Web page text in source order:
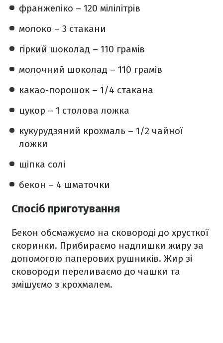
франжеліко – 120 мілілітрів
молоко – 3 стакани
гіркий шоколад – 110 грамів
молочний шоколад – 110 грамів
какао-порошок – 1/4 стакана
цукор – 1 столова ложка
кукурудзяний крохмаль – 1/2 чайної
ложки
щіпка солі
бекон – 4 шматочки
Спосіб приготування
Бекон обсмажуємо на сковороді до хрусткої
скоринки. Прибираємо надлишки жиру за
допомогою паперових рушників. Жир зі
сковороди переливаємо до чашки та
змішуємо з крохмалем.